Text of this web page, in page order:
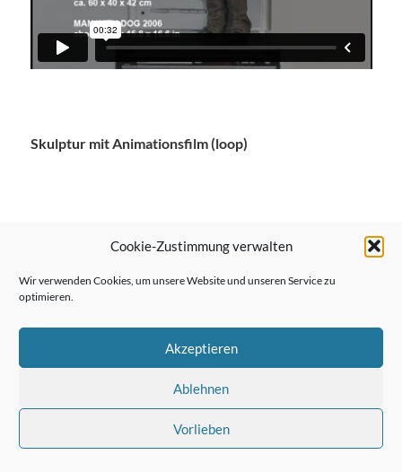
Cookie-Zustimmung verwalten
Wir verwenden Cookies, um unsere Website und unseren Service zu
optimieren.
Akzeptieren
Ablehnen
Vorlieben
Skulptur mit Animationsfilm (loop)
← Vorheriger Beitrag
Nächster Beitrag →